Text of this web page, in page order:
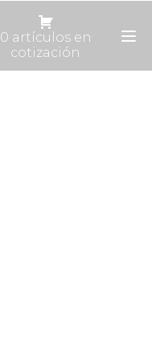
0 artículos en
cotización